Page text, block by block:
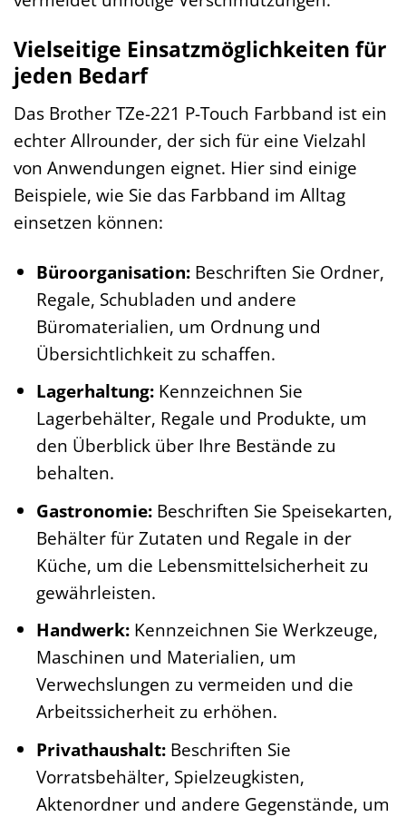
Vielseitige Einsatzmöglichkeiten für
jeden Bedarf
Das Brother TZe-221 P-Touch Farbband ist ein
echter Allrounder, der sich für eine Vielzahl
von Anwendungen eignet. Hier sind einige
Beispiele, wie Sie das Farbband im Alltag
einsetzen können:
Büroorganisation:Beschriften Sie Ordner,
Regale, Schubladen und andere
Büromaterialien, um Ordnung und
Übersichtlichkeit zu schaffen.
Lagerhaltung:Kennzeichnen Sie
Lagerbehälter, Regale und Produkte, um
den Überblick über Ihre Bestände zu
behalten.
Gastronomie:Beschriften Sie Speisekarten,
Behälter für Zutaten und Regale in der
Küche, um die Lebensmittelsicherheit zu
gewährleisten.
Handwerk:Kennzeichnen Sie Werkzeuge,
Maschinen und Materialien, um
Verwechslungen zu vermeiden und die
Arbeitssicherheit zu erhöhen.
Privathaushalt:Beschriften Sie
Vorratsbehälter, Spielzeugkisten,
Aktenordner und andere Gegenstände, um